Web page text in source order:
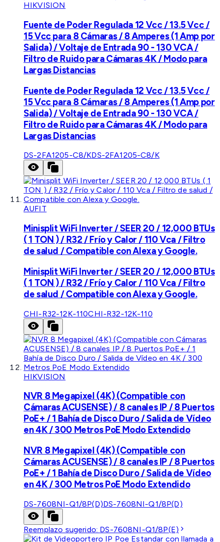
HIKVISION
Fuente de Poder Regulada 12 Vcc / 13.5 Vcc /
15 Vcc para 8 Cámaras / 8 Amperes (1 Amp por
Salida) / Voltaje de Entrada 90 - 130 VCA /
Filtro de Ruido para Cámaras 4K / Modo para
Largas Distancias
Fuente de Poder Regulada 12 Vcc / 13.5 Vcc /
15 Vcc para 8 Cámaras / 8 Amperes (1 Amp por
Salida) / Voltaje de Entrada 90 - 130 VCA /
Filtro de Ruido para Cámaras 4K / Modo para
Largas Distancias
DS-2FA1205-C8/KDS-2FA1205-C8/K
AUFIT
Minisplit WiFi Inverter / SEER 20 / 12,000 BTUs
( 1 TON ) / R32 / Frío y Calor / 110 Vca / Filtro
de salud / Compatible con Alexa y Google.
Minisplit WiFi Inverter / SEER 20 / 12,000 BTUs
( 1 TON ) / R32 / Frío y Calor / 110 Vca / Filtro
de salud / Compatible con Alexa y Google.
CHI-R32-12K-110CHI-R32-12K-110
HIKVISION
NVR 8 Megapixel (4K) (Compatible con
Cámaras ACUSENSE) / 8 canales IP / 8 Puertos
PoE+ / 1 Bahía de Disco Duro / Salida de Vídeo
en 4K / 300 Metros PoE Modo Extendido
NVR 8 Megapixel (4K) (Compatible con
Cámaras ACUSENSE) / 8 canales IP / 8 Puertos
PoE+ / 1 Bahía de Disco Duro / Salida de Vídeo
en 4K / 300 Metros PoE Modo Extendido
DS-7608NI-Q1/8P(D)DS-7608NI-Q1/8P(D)
Reemplazo sugerido: DS-7608NI-Q1/8P(E)